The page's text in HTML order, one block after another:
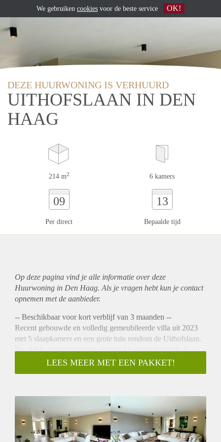
DEZE HUURWONING IS VERHUURD
UITHOFSLAAN IN DEN
HAAG
214 m2 6 kamers
09
Per direct
13
Bepaalde tijd
Op deze pagina vind je alle informatie over deze
Huurwoning in Den Haag. Als je vragen hebt kun je contact
opnemen met de aanbieder.
-- Beschikbaar voor kort verblijf van 3 maanden --
Recent gebouwde en volledig gemeubileerde villa uit 2023
met 5 slaapkamers en een grote tuin rondom de Uithofslaan.
Beschikbaar voor een periode van 14 september tot half
december. Deze ruime halfvrijstaande gezinswoning is
214m2 groot en beschikt over een eigen parkeerplaats voor 2
WTW-systeem. De Uithofslaan ligt op de grens van Den
Haag, Wateringen en Kijkduin met uitvalswegen richting
Rotterdam en Amsterdam binnen handbereik. Met de auto of
fiets is de Internationale School van Den Haag en het strand
LEES MEER MET EEN PAKKET!
We gebruiken cookies voor de beste service OK!